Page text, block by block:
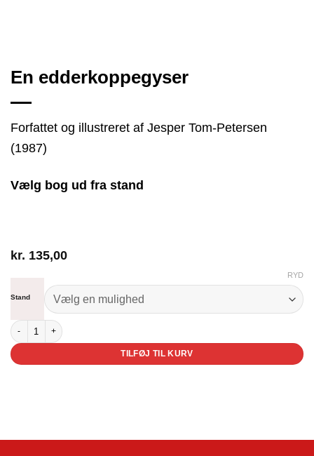
En edderkoppegyser
Forfattet og illustreret af Jesper Tom-Petersen
(1987)
Vælg bog ud fra stand
kr. 135,00
Stand
RYD
En edderkoppegyser antal
TILFØJ TIL KURV